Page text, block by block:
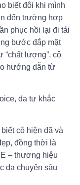
biết đôi khi mình
đến trường hợp
phục hồi lại đi tái
bước đắp mặt
“chất lượng”, cô
hướng dẫn từ
da tự khắc
cô hiện đã và
đồng thời là
– thương hiệu
da chuyên sâu